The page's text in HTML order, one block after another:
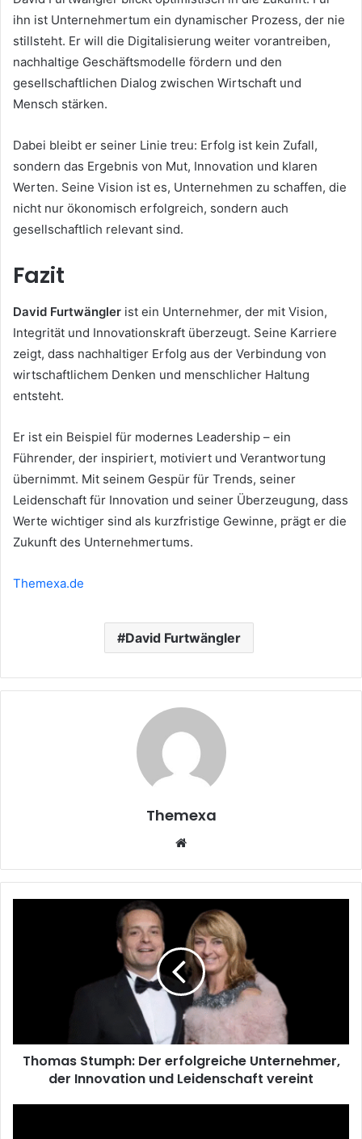
ihn ist Unternehmertum ein dynamischer Prozess, der nie
stillsteht. Er will die Digitalisierung weiter vorantreiben,
nachhaltige Geschäftsmodelle fördern und den
gesellschaftlichen Dialog zwischen Wirtschaft und
Mensch stärken.
Dabei bleibt er seiner Linie treu: Erfolg ist kein Zufall,
sondern das Ergebnis von Mut, Innovation und klaren
Werten. Seine Vision ist es, Unternehmen zu schaffen, die
nicht nur ökonomisch erfolgreich, sondern auch
gesellschaftlich relevant sind.
Fazit
David Furtwängler ist ein Unternehmer, der mit Vision,
Integrität und Innovationskraft überzeugt. Seine Karriere
zeigt, dass nachhaltiger Erfolg aus der Verbindung von
wirtschaftlichem Denken und menschlicher Haltung
entsteht.
Er ist ein Beispiel für modernes Leadership – ein
Führender, der inspiriert, motiviert und Verantwortung
übernimmt. Mit seinem Gespür für Trends, seiner
Leidenschaft für Innovation und seiner Überzeugung, dass
Werte wichtiger sind als kurzfristige Gewinne, prägt er die
Zukunft des Unternehmertums.
Themexa.de
David Furtwängler
Themexa
Leidenschaft
vereint
Thomas Stumph: Der erfolgreiche Unternehmer,
der Innovation und Leidenschaft vereint